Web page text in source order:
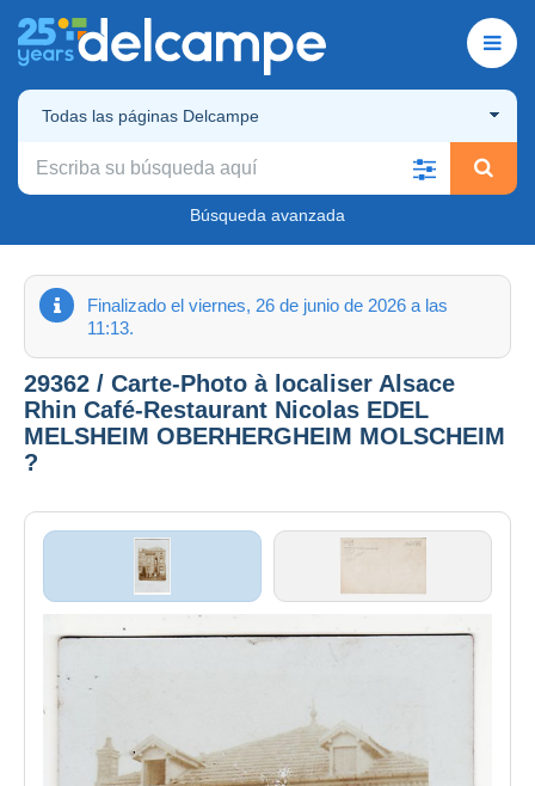
Todas las páginas Delcampe
Búsqueda avanzada
Finalizado el viernes, 26 de junio de 2026 a las
11:13.
29362 / Carte-Photo à localiser Alsace
Rhin Café-Restaurant Nicolas EDEL
MELSHEIM OBERHERGHEIM MOLSCHEIM
?